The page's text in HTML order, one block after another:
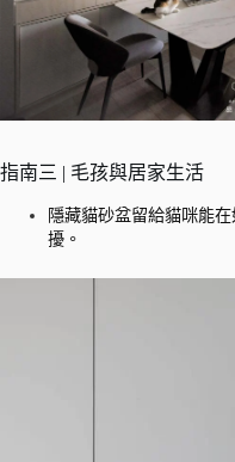
指南三 | 毛孩與居家生活
隱藏貓砂盆留給貓咪能
擾。